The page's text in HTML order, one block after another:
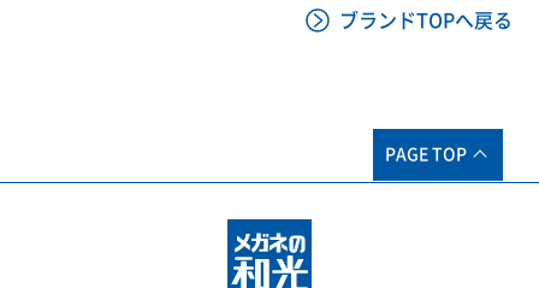
ブランドTOPへ戻る
PAGE TOP